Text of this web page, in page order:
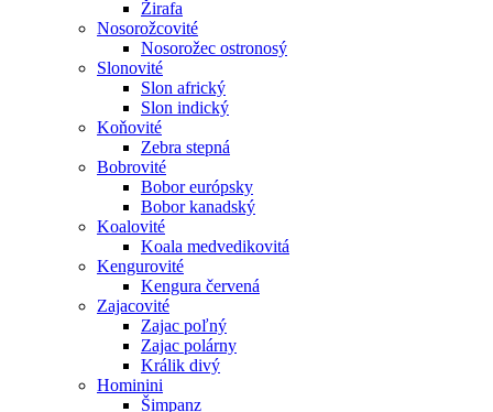
Žirafa
Nosorožcovité
Nosorožec ostronosý
Slonovité
Slon africký
Slon indický
Koňovité
Zebra stepná
Bobrovité
Bobor európsky
Bobor kanadský
Koalovité
Koala medvedikovitá
Kengurovité
Kengura červená
Zajacovité
Zajac poľný
Zajac polárny
Králik divý
Hominini
Šimpanz